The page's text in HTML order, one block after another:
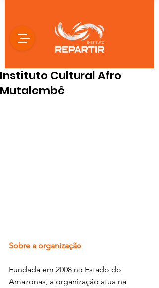
Instituto Cultural Afro
Mutalembê
Sobre a organização
Fundada em 2008 no Estado do
Amazonas, a organização atua na